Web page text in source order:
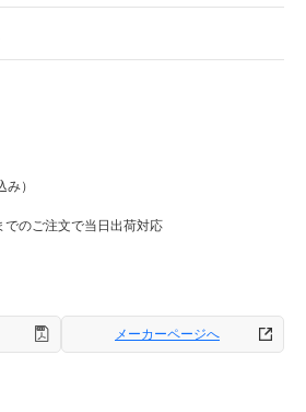
）
でのご注文で当日出荷対応
メーカーページへ